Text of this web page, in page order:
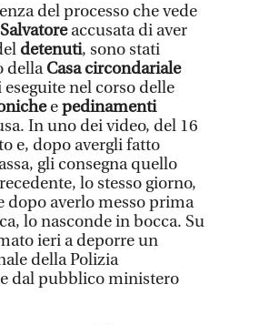
del processo che vede
accusata di aver
detenuti, sono stati
dellaCasa circondariale
nel corso delle
epedinamenti
In uno dei video, del 16
e, dopo avergli fatto
gli consegna quello
lo stesso giorno,
dopo averlo messo prima
lo nasconde in bocca. Su
ieri a deporre un
della Polizia
dal pubblico ministero